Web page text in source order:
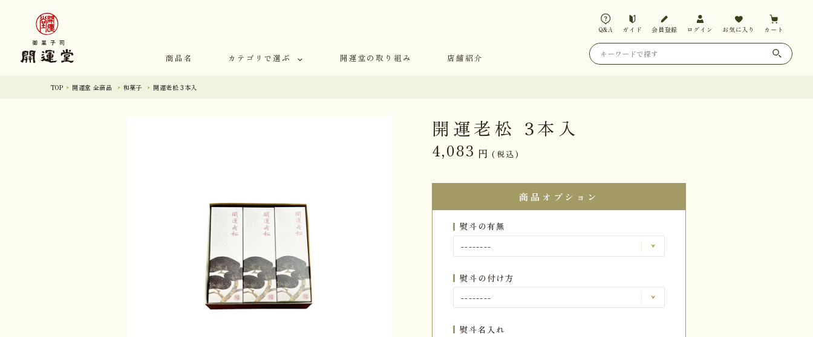
商品名 カテゴリで選ぶ 開運堂の取り組み 店舗紹介
Q&A ガイド 会員登録 ログイン お気に入り カート
TOP 開運堂 全商品 和菓子 開運老松 3本入
開運老松 3本入
4,083 円 (税込)
商品オプション
熨斗の有無
熨斗の付け方
熨斗名入れ